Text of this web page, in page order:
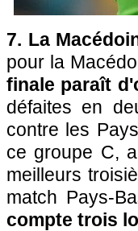
7. La
pour la
finale paraît
défaites en
contre les
ce groupe C,
meilleurs
match Pays-
compte trois